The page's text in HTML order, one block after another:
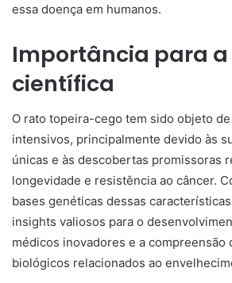
essa doença em humanos.
Importância para
científica
O rato topeira-cego tem sido objeto
intensivos, principalmente devido às
únicas e às descobertas promissoras
longevidade e resistência ao câncer.
bases genéticas dessas
insights valiosos para o
médicos inovadores e a compreensão
biológicos relacionados ao